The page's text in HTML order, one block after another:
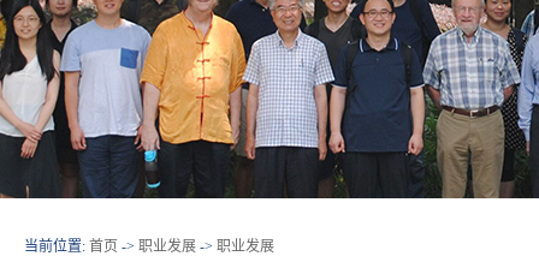
当前位置: 首页 -> 职业发展 -> 职业发展